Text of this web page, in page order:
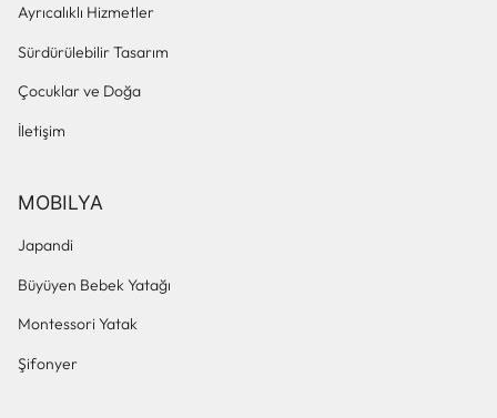
Ayrıcalıklı Hizmetler
Sürdürülebilir Tasarım
Çocuklar ve Doğa
İletişim
MOBILYA
Japandi
Büyüyen Bebek Yatağı
Montessori Yatak
Şifonyer